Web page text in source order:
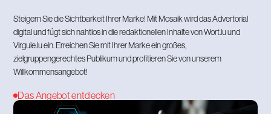
Steigern Sie die Sichtbarkeit Ihrer Marke! Mit Mosaik wird das Advertorial
digital und fügt sich nahtlos in die redaktionellen Inhalte von Wort.lu und
Virgule.lu ein. Erreichen Sie mit Ihrer Marke ein großes,
zielgruppengerechtes Publikum und profitieren Sie von unserem
Willkommensangebot!
Das Angebot entdecken